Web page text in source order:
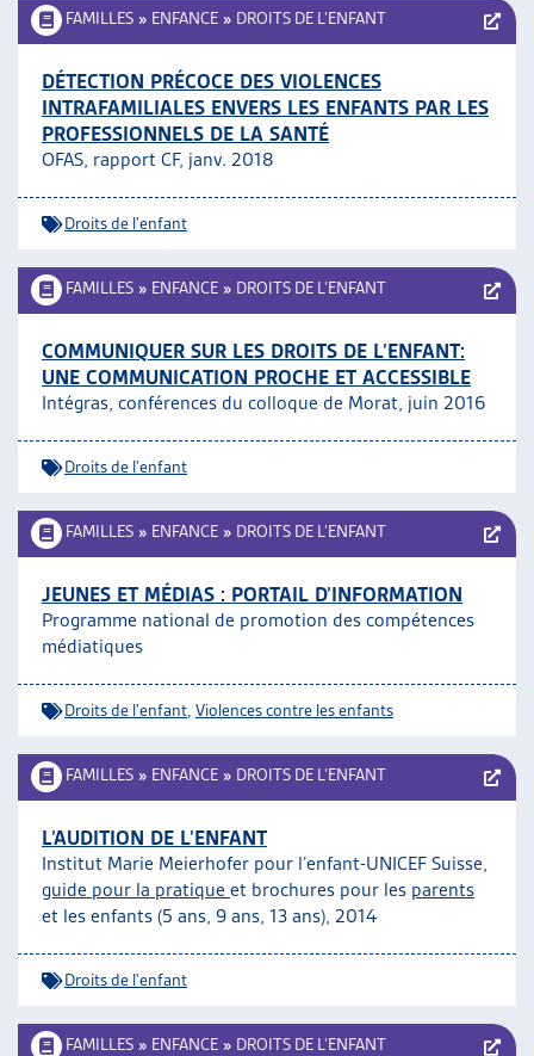
FAMILLES » ENFANCE » DROITS DE L’ENFANT
DÉTECTION PRÉCOCE DES VIOLENCES
INTRAFAMILIALES ENVERS LES ENFANTS PAR LES
PROFESSIONNELS DE LA SANTÉ
OFAS, rapport CF, janv. 2018
Droits de l'enfant
FAMILLES » ENFANCE » DROITS DE L’ENFANT
COMMUNIQUER SUR LES DROITS DE L’ENFANT:
UNE COMMUNICATION PROCHE ET ACCESSIBLE
Intégras, conférences du colloque de Morat, juin 2016
Droits de l'enfant
FAMILLES » ENFANCE » DROITS DE L’ENFANT
JEUNES ET MÉDIAS : PORTAIL D’INFORMATION
Programme national de promotion des compétences
médiatiques
Droits de l'enfant Violences contre les enfants
FAMILLES » ENFANCE » DROITS DE L’ENFANT
L’AUDITION DE L’ENFANT
Institut Marie Meierhofer pour l’enfant-UNICEF Suisse,
guide pour la pratique et brochures pour les parents
et les enfants (5 ans, 9 ans, 13 ans), 2014
Droits de l'enfant
FAMILLES » ENFANCE » DROITS DE L’ENFANT